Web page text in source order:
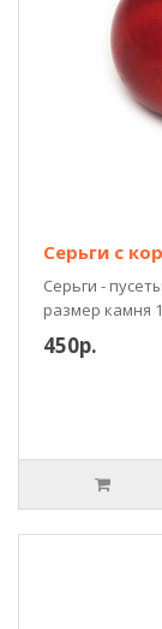
Серьги с
Серьги -
размер камня
450р.